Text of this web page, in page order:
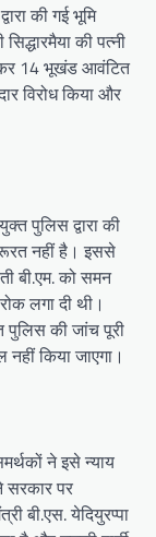
की गई भूमि
की पत्नी
कर 14 भूखंड आवंटित
विरोध किया और
पुलिस द्वारा की
नहीं है। इससे
बी.एम. को समन
लगा दी थी।
की जांच पूरी
किया जाएगा।
ने इसे न्याय
सरकार पर
बी.एस. येदियुरप्पा